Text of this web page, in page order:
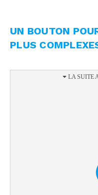
UN BOUTON
PLUS